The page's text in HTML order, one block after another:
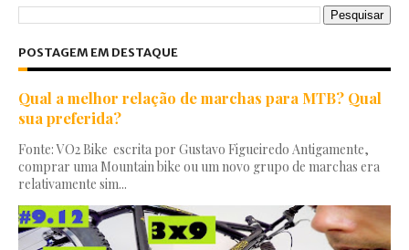
POSTAGEM EM DESTAQUE
Qual a melhor relação de marchas para MTB? Qual
sua preferida?
Fonte: VO2 Bike escrita por Gustavo Figueiredo Antigamente,
comprar uma Mountain bike ou um novo grupo de marchas era
relativamente sim...